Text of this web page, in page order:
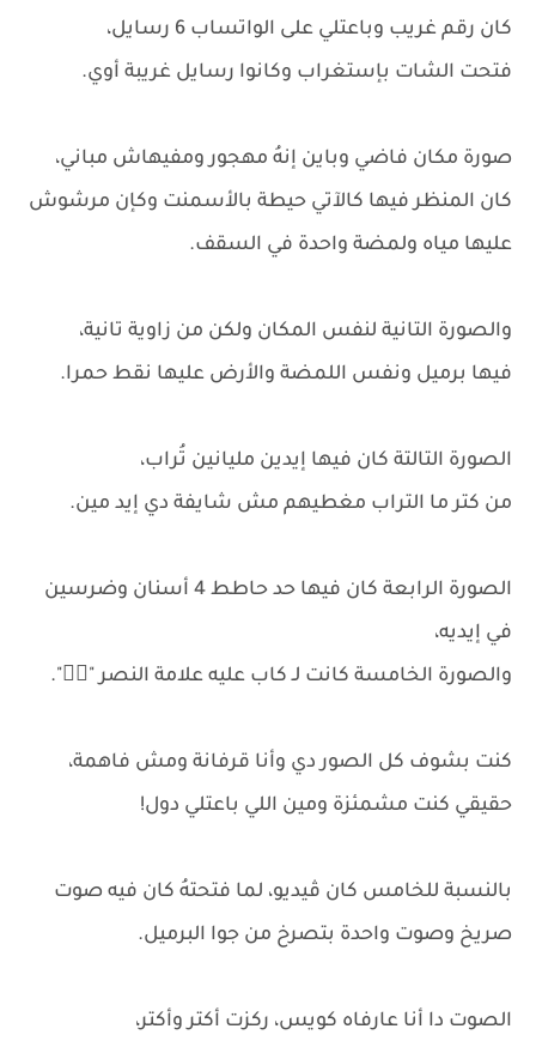
كان رقم غريب وباعتلي على الواتساب 6 رسايل،
فتحت الشات بإستغراب وكانوا رسايل غريبة أوي.
صورة مكان فاضي وباين إنهُ مهجور ومفيهاش مباني،
كان المنظر فيها كالآتي حيطة بالأسمنت وكإن مرشوش
عليها مياه ولمضة واحدة في السقف.
والصورة التانية لنفس المكان ولكن من زاوية تانية،
فيها برميل ونفس اللمضة والأرض عليها نقط حمرا.
الصورة التالتة كان فيها إيدين مليانين تُراب،
من كتر ما التراب مغطيهم مش شايفة دي إيد مين.
الصورة الرابعة كان فيها حد حاطط 4 أسنان وضرسين
في إيديه،
والصورة الخامسة كانت لـ كاب عليه علامة النصر "✌🏻".
كنت بشوف كل الصور دي وأنا قرفانة ومش فاهمة،
حقيقي كنت مشمئزة ومين اللي باعتلي دول!
بالنسبة للخامس كان ڤيديو، لما فتحتهُ كان فيه صوت
صريخ وصوت واحدة بتصرخ من جوا البرميل.
الصوت دا أنا عارفاه كويس، ركزت أكتر وأكتر،